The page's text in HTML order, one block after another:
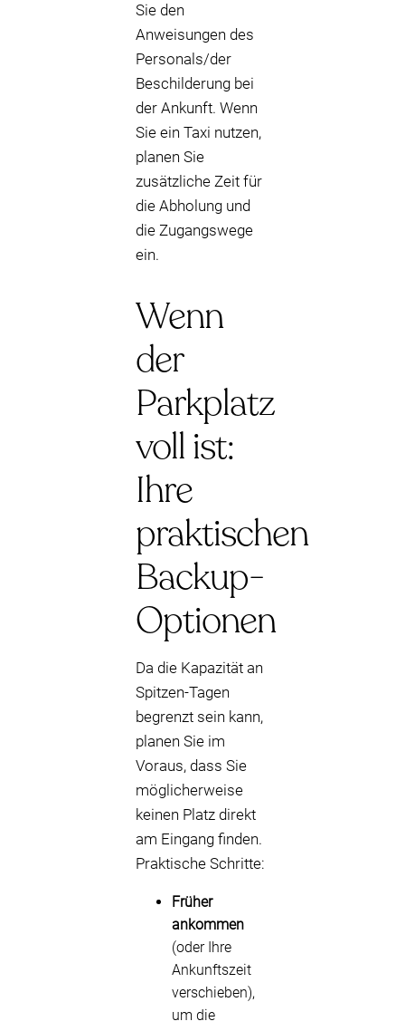
Sie den
Anweisungen des
Personals/der
Beschilderung bei
der Ankunft. Wenn
Sie ein Taxi nutzen,
planen Sie
zusätzliche Zeit für
die Abholung und
die Zugangswege
ein.
Wenn
der
Parkplatz
voll ist:
Ihre
praktischen
Backup-
Optionen
Da die Kapazität an
Spitzen-Tagen
begrenzt sein kann,
planen Sie im
Voraus, dass Sie
möglicherweise
keinen Platz direkt
am Eingang finden.
Praktische Schritte:
Früher
ankommen
(oder Ihre
Ankunftszeit
verschieben),
um die